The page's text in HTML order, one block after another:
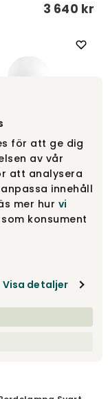
för att ge dig
av vår
att analysera
innehåll
mer hur vi
konsument
Visa detaljer
3 640 kr
Vit
Copenhagen
3 640 kr